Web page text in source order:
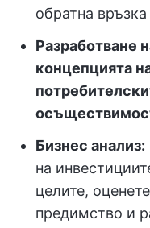
обратна
Разработване
концепцията
Бизнес анализ:
на
целите,
предимство и